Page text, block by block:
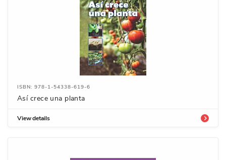
ISBN: 978-1-54338-619-6
Así crece una planta
View details